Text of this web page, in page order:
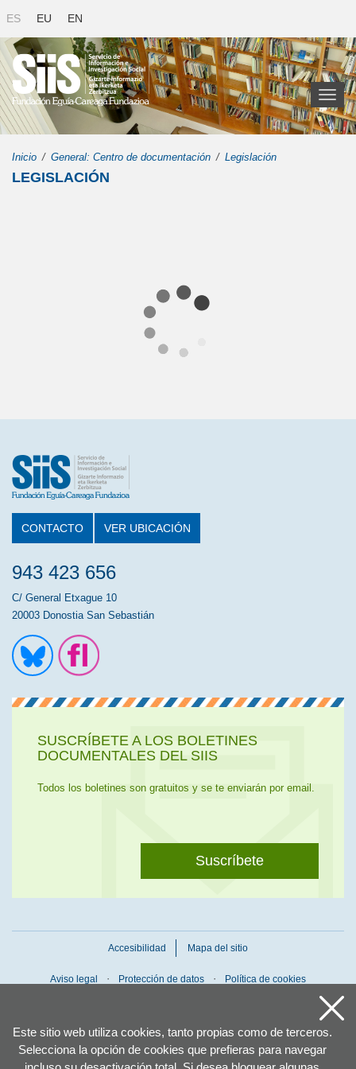
Este sitio web utiliza cookies, tanto propias como de terceros.
Selecciona la opción de cookies que prefieras para navegar
ES EU EN
Toggle
Inicio General: Centro de documentación Legislación
LEGISLACIÓN
CONTACTO VER UBICACIÓN
943 423 656
C/ General Etxague 10
20003 Donostia San Sebastián
SUSCRÍBETE A LOS BOLETINES
DOCUMENTALES DEL SIIS
Todos los boletines son gratuitos y se te enviarán por email.
Suscríbete
Accesibilidad Mapa del sitio
Aviso legal Protección de datos Política de cookies